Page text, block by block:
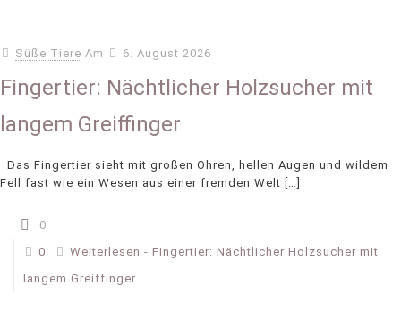
Süße Tiere Am 6. August 2026
Fingertier: Nächtlicher Holzsucher mit
langem Greiffinger
Das Fingertier sieht mit großen Ohren, hellen Augen und wildem
Fell fast wie ein Wesen aus einer fremden Welt […]
0
0
Weiterlesen - Fingertier: Nächtlicher Holzsucher mit
langem Greiffinger